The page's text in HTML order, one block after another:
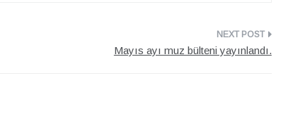
Mayıs ayı muz bülteni yayınlandı.